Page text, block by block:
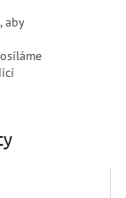
aby